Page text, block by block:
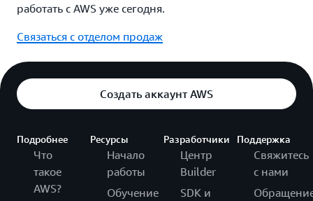
работать с AWS уже сегодня.
Связаться с отделом продаж
Создать аккаунт AWS
Подробнее
Что
такое
AWS?
Ресурсы
Начало
работы
Обучение
Разработчики
Центр
Builder
SDK и
Поддержка
Свяжитесь
с нами